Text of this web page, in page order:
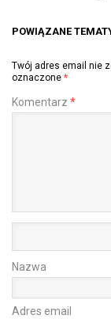
POWIĄZANE
Twój adres email nie
oznaczone *
Komentarz *
Nazwa
Adres email